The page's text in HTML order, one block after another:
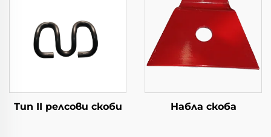
Тип II релсови скоби Набла скоба